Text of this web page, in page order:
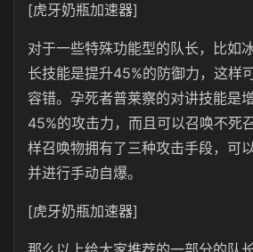
[虎牙奶瓶加速器]
对于一些特殊功能型的队长，比如
长技能是提升45%的防御力，这样
容错。孕死者普莱察的对讲技能是
45%的攻击力，而且可以召唤不死
样召唤物拥有了三种攻击手段，可
并进行手动自爆。
[虎牙奶瓶加速器]